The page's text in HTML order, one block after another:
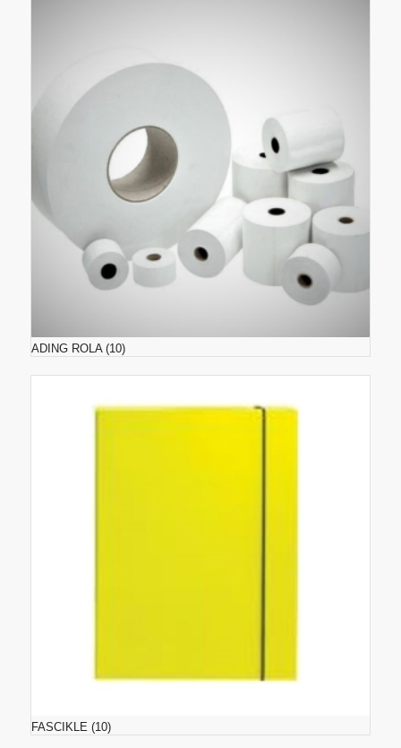
ADING ROLA (10)
FASCIKLE (10)